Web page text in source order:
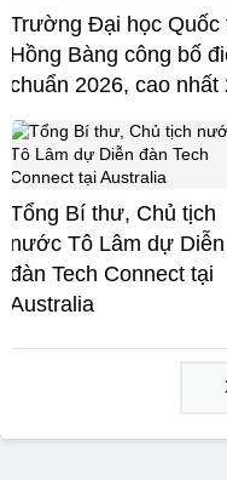
Trường Đại học Quốc
Hồng Bàng công bố
chuẩn 2026, cao nhất
Tổng Bí thư, Chủ tịch
nước Tô Lâm dự Diễn
đàn Tech Connect tại
Australia